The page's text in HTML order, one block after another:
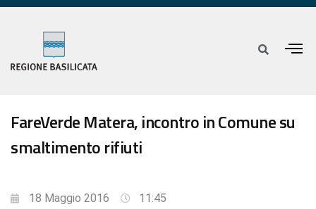
FareVerde Matera, incontro in Comune su
smaltimento rifiuti
18 Maggio 2016 11:45